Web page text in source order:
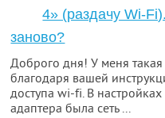
4» (раздачу Wi-
заново?
Доброго дня! У меня
благодаря вашей
доступа wi-fi. В
адаптера была сеть ...